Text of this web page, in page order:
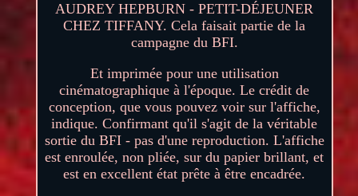
AUDREY HEPBURN - PETIT-DÉJEUNER
CHEZ TIFFANY. Cela faisait partie de la
campagne du BFI.
Et imprimée pour une utilisation
cinématographique à l'époque. Le crédit de
conception, que vous pouvez voir sur l'affiche,
indique. Confirmant qu'il s'agit de la véritable
sortie du BFI - pas d'une reproduction. L'affiche
est enroulée, non pliée, sur du papier brillant, et
est en excellent état prête à être encadrée.